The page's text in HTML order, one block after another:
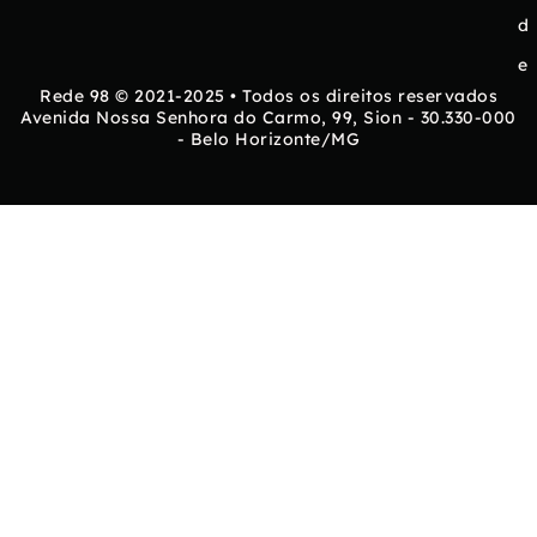
d
e
Rede 98 © 2021-2025 • Todos os direitos reservados
Avenida Nossa Senhora do Carmo, 99, Sion - 30.330-000
- Belo Horizonte/MG